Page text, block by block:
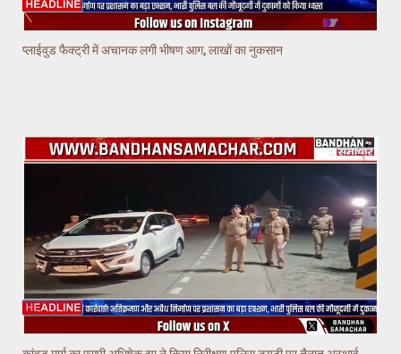
प्लाईवुड फैक्ट्री में अचानक लगी भीषण आग, लाखों का नुकसान